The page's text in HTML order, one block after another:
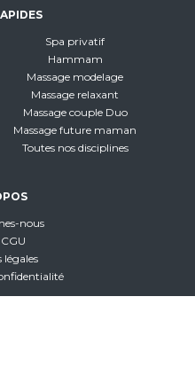
Spa privatif
Hammam
Massage modelage
Massage relaxant
Massage couple Duo
Massage future maman
Toutes nos disciplines
nous
légales